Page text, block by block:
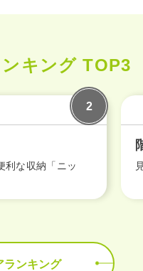
の BEST
商品
キング TOP3
利な収納「ニッ
ランキング